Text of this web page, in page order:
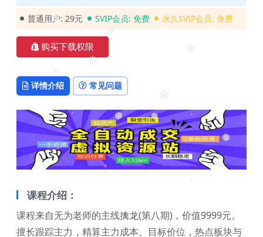
❅
❅
❅
❅
❅
❅
❅
❅
普通用户: 29元 SVIP会员: 免费 永久SVIP会员: 免费
购买下载权限
详情介绍 常见问题
课程介绍：
课程来自无为老师的主线擒龙(第八期)，价值9999元。
擅长跟踪主力，精算主力成本、目标价位，热点板块与